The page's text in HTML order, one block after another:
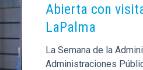
Abierta con
LaPalma
La Semana de la
Administraciones